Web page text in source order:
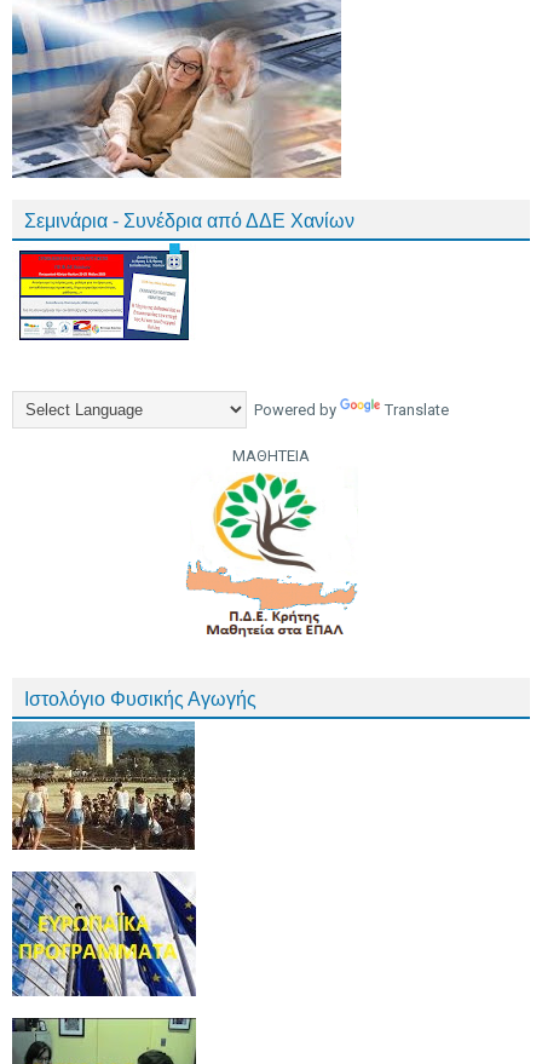
Σεμινάρια - Συνέδρια από ΔΔΕ Χανίων
Powered by Translate
ΜΑΘΗΤΕΙΑ
Ιστολόγιο Φυσικής Αγωγής